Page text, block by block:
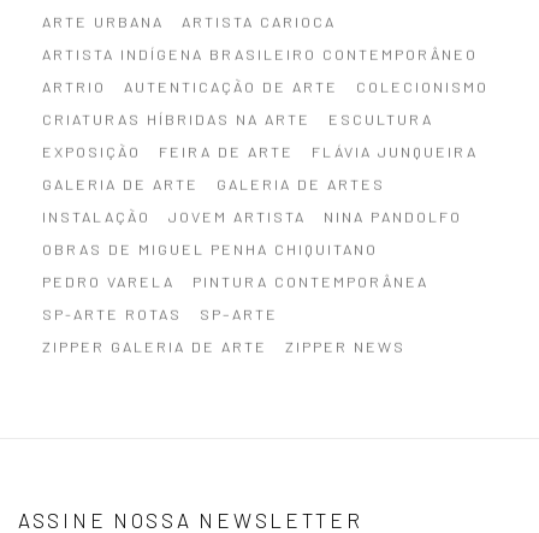
ARTE URBANA
ARTISTA CARIOCA
ARTISTA INDÍGENA BRASILEIRO CONTEMPORÂNEO
ARTRIO
AUTENTICAÇÃO DE ARTE
COLECIONISMO
CRIATURAS HÍBRIDAS NA ARTE
ESCULTURA
EXPOSIÇÃO
FEIRA DE ARTE
FLÁVIA JUNQUEIRA
GALERIA DE ARTE
GALERIA DE ARTES
INSTALAÇÃO
JOVEM ARTISTA
NINA PANDOLFO
OBRAS DE MIGUEL PENHA CHIQUITANO
PEDRO VARELA
PINTURA CONTEMPORÂNEA
SP-ARTE ROTAS
SP–ARTE
ZIPPER GALERIA DE ARTE
ZIPPER NEWS
ASSINE NOSSA NEWSLETTER